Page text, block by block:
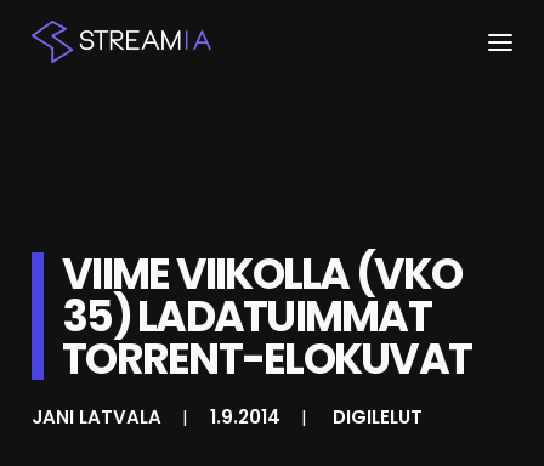
KESKUSTELU
SHOP
VIIME VIIKOLLA (VKO
35) LADATUIMMAT
TORRENT-ELOKUVAT
JANI LATVALA | 1.9.2014 | DIGILELUT